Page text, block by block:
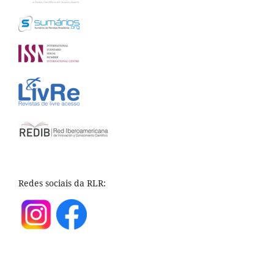
Redes sociais da RLR: